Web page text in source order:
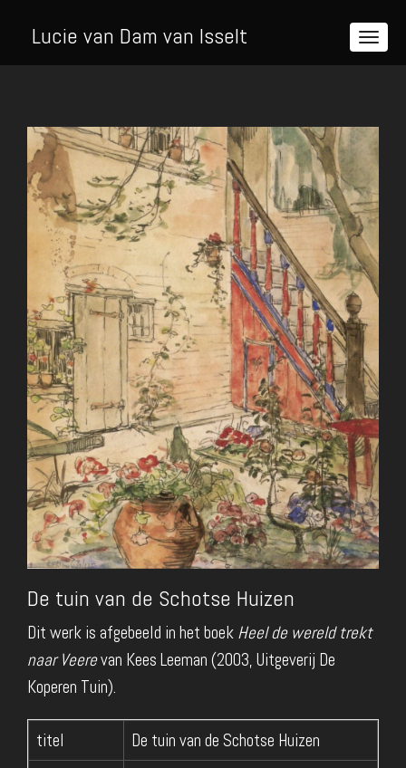
Lucie van Dam van Isselt
De tuin van de Schotse Huizen
Dit werk is afgebeeld in het boek Heel de wereld trekt
naar Veerevan Kees Leeman (2003, Uitgeverij De
Koperen Tuin).
titel
De tuin van de Schotse Huizen